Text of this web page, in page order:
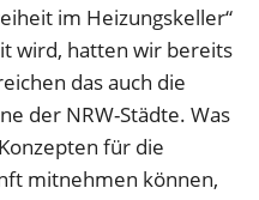
im Heizungskeller“
wird, hatten wir bereits
das auch die
der NRW-Städte. Was
für die
mitnehmen können,